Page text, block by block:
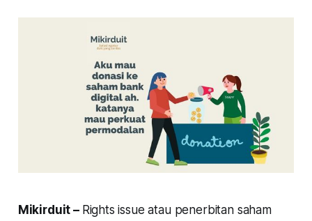
Mikirduit – Rights issue atau penerbitan saham